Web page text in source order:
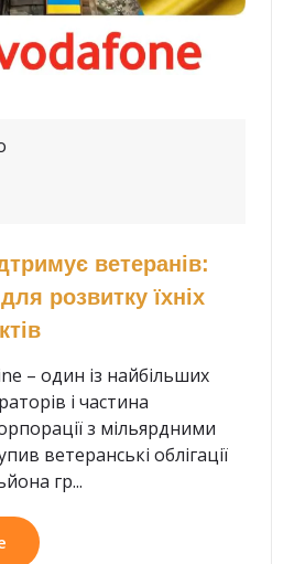
ветеранів:
розвитку їхніх
– один із найбільших
і частина
з мільярдними
ветеранські облігації
гр...